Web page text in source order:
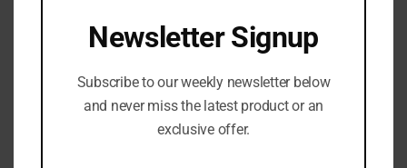
LEAVE A REPLY
Newsletter Signup
Subscribe to our weekly newsletter below
and never miss the latest product or an
exclusive offer.